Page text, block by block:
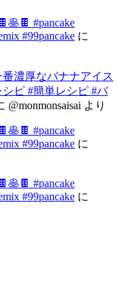
#pancake
#99pancake に
濃厚なバナナアイス
ピ #簡単レシピ #バ
@monmonsaisai より
#pancake
#99pancake に
#pancake
#99pancake に